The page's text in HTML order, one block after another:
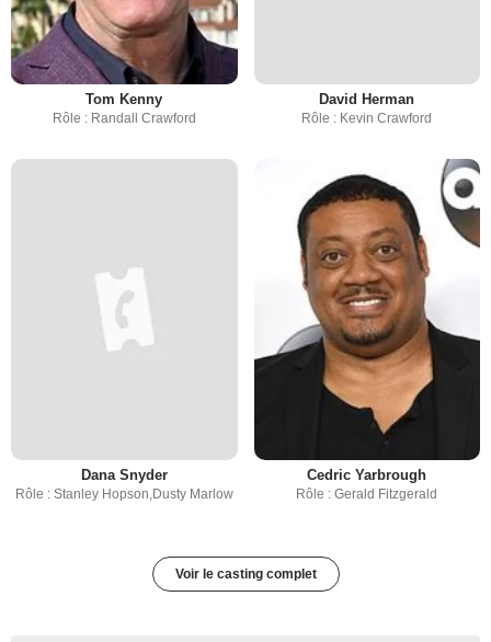
Tom Kenny
Rôle : Randall Crawford
David Herman
Rôle : Kevin Crawford
Dana Snyder
Rôle : Stanley Hopson,Dusty Marlow
Cedric Yarbrough
Rôle : Gerald Fitzgerald
Voir le casting complet